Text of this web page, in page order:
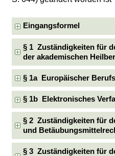
Eingangsformel
§ 1 Zuständigkeiten für
der akademischen
§ 1a Europäischer
§ 1b Elektronisches
§ 2 Zuständigkeiten für
und
§ 3 Zuständigkeiten für